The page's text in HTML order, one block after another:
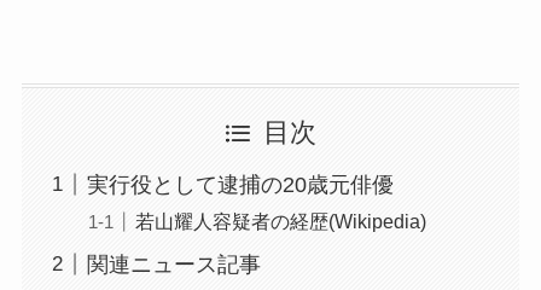
目次
実行役として逮捕の20歳元俳優
若山耀人容疑者の経歴(Wikipedia)
関連ニュース記事